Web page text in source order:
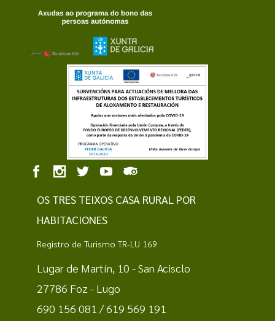
OS TRES TEIXOS CASA RURAL POR
HABITACIONES
Registro de Turismo TR-LU 169
Lugar de Martín, 10 - San Acisclo
27786 Foz - Lugo
690 156 081 / 619 569 191